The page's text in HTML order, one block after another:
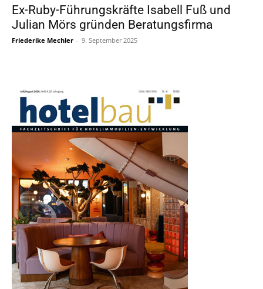
Ex-Ruby-Führungskräfte Isabell Fuß und
Julian Mörs gründen Beratungsfirma
Friederike Mechler - 9. September 2025